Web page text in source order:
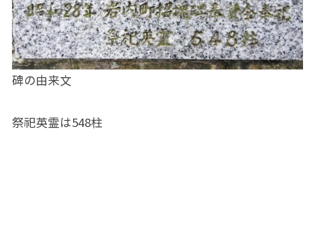
碑の由来文
祭祀英霊は548柱